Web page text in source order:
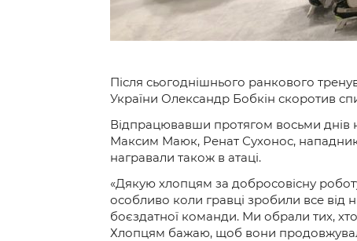
Після сьогоднішнього ранкового
України Олександр Бобкін скоротив
Відпрацювавши протягом восьми днів
Максим Маюк, Ренат Сухонос,
награвали також в атаці.
«Дякую хлопцям за добросовісну
особливо коли гравці зробили все від
боєздатної команди. Ми обрали тих, хто
Хлопцям бажаю, щоб вони